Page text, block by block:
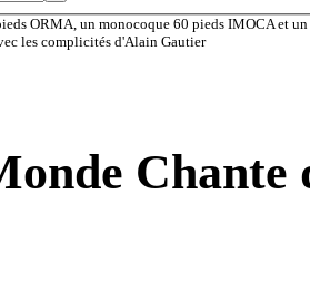
ORMA, un monocoque 60 pieds IMOCA et
les complicités d'Alain Gautier